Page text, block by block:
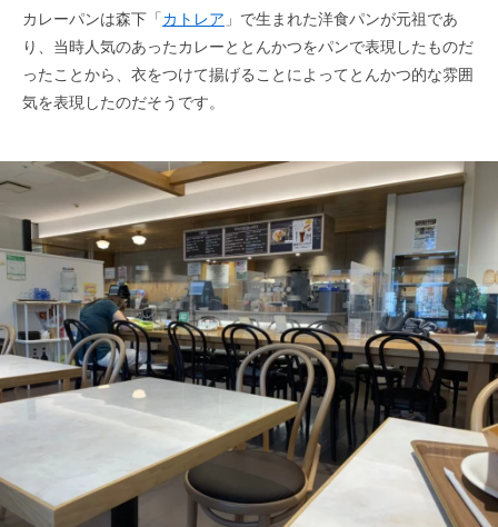
カレーパンは森下「カトレア 」で生まれた洋食パンが元祖であ
り、当時人気のあったカレーととんかつをパンで表現したものだ
ったことから、衣をつけて揚げることによってとんかつ的な雰囲
気を表現したのだそうです。